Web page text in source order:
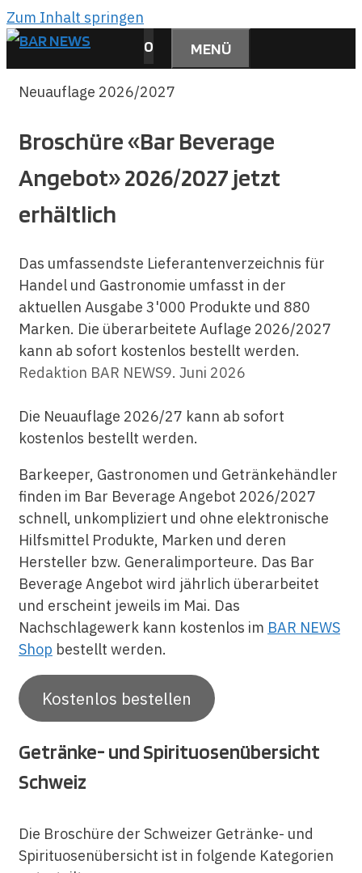
Zum Inhalt springen
0 MENÜ
Neuauflage 2026/2027
Broschüre «Bar Beverage
Angebot» 2026/2027 jetzt
erhältlich
Das umfassendste Lieferantenverzeichnis für
Handel und Gastronomie umfasst in der
aktuellen Ausgabe 3'000 Produkte und 880
Marken. Die überarbeitete Auflage 2026/2027
kann ab sofort kostenlos bestellt werden.
Redaktion BAR NEWS9. Juni 2026
Die Neuauflage 2026/27 kann ab sofort
kostenlos bestellt werden.
Barkeeper, Gastronomen und Getränkehändler
finden im Bar Beverage Angebot 2026/2027
schnell, unkompliziert und ohne elektronische
Hilfsmittel Produkte, Marken und deren
Hersteller bzw. Generalimporteure. Das Bar
Beverage Angebot wird jährlich überarbeitet
und erscheint jeweils im Mai. Das
Nachschlagewerk kann kostenlos im BAR NEWS
Shop bestellt werden.
Kostenlos bestellen
Getränke- und Spirituosenübersicht
Schweiz
Die Broschüre der Schweizer Getränke- und
Spirituosenübersicht ist in folgende Kategorien